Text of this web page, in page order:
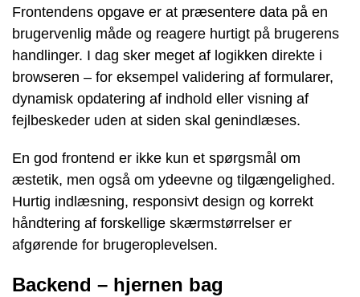
Frontendens opgave er at præsentere data på en
brugervenlig måde og reagere hurtigt på brugerens
handlinger. I dag sker meget af logikken direkte i
browseren – for eksempel validering af formularer,
dynamisk opdatering af indhold eller visning af
fejlbeskeder uden at siden skal genindlæses.
En god frontend er ikke kun et spørgsmål om
æstetik, men også om ydeevne og tilgængelighed.
Hurtig indlæsning, responsivt design og korrekt
håndtering af forskellige skærmstørrelser er
afgørende for brugeroplevelsen.
Backend – hjernen bag